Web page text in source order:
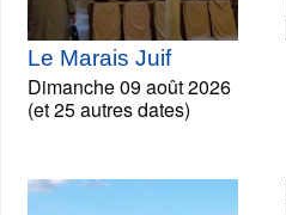
Le Marais Juif
Dimanche 09 août 2026
(et 25 autres dates)